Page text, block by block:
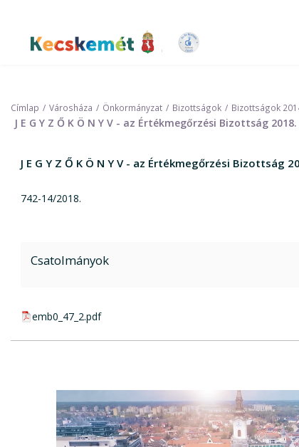
tartalomra
Kecskemét Város Honlapja
Címlap Városháza Önkormányzat Bizottságok Bizottságok
J E G Y Z Ő K Ö N Y V - az Értékmegőrzési Bizottság
J E G Y Z Ő K Ö N Y V - az Értékmegőrzési
742-14/2018.
Csatolmányok
pdf csatolmány:
emb0_47_2.pdf